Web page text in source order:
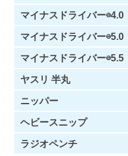
マイナスドライバー⊖4.0
マイナスドライバー⊖5.0
マイナスドライバー⊖5.5
ヤスリ 半丸
ニッパー
ヘビースニップ
ラジオペンチ